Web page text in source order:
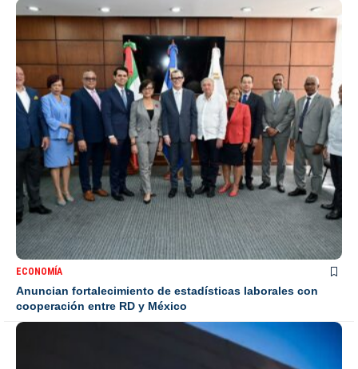
ECONOMÍA
Anuncian fortalecimiento de estadísticas laborales con
cooperación entre RD y México